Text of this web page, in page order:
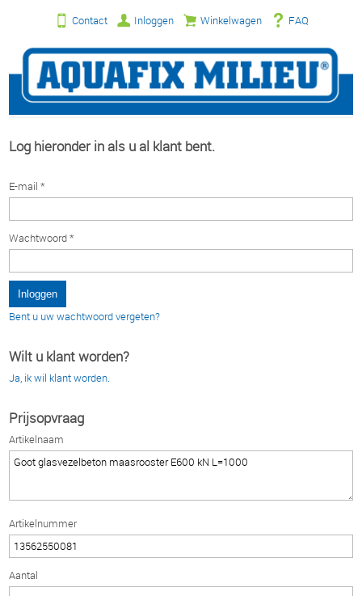
Contact Inloggen Winkelwagen FAQ
Log hieronder in als u al klant bent.
E-mail *
Wachtwoord *
Bent u uw wachtwoord vergeten?
Wilt u klant worden?
Ja, ik wil klant worden.
Prijsopvraag
Artikelnaam
Artikelnummer
Aantal